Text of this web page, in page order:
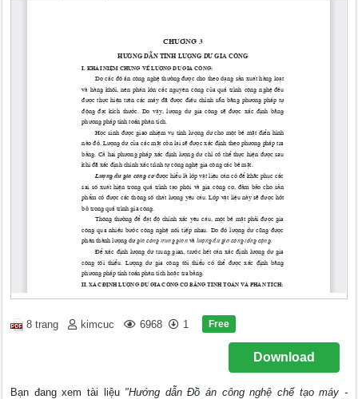
8 trang kimcuc 6968 1 Free
Download
Bạn đang xem tài liệu "Hướng dẫn Đồ án công nghệ chế tạo máy -